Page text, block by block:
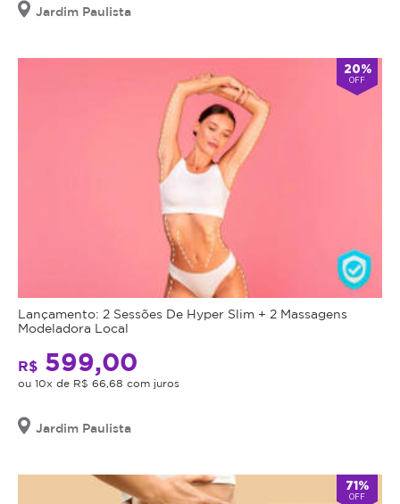
Jardim Paulista
20%
OFF
Lançamento: 2 Sessões De Hyper Slim + 2 Massagens
Modeladora Local
R$ 599,00
ou 10x de R$ 66,68 com juros
Jardim Paulista
71%
OFF